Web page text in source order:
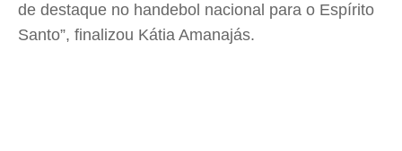
de destaque no handebol nacional para o Espírito
Santo”, finalizou Kátia Amanajás.